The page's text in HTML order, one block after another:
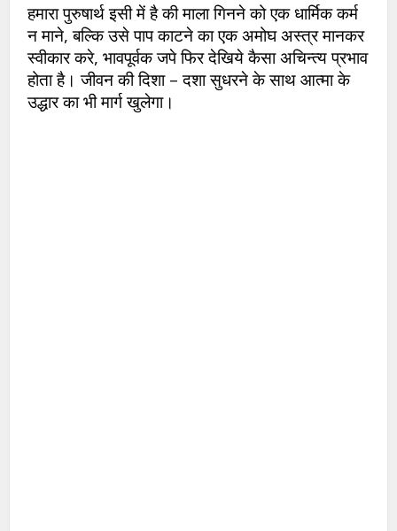
हमारा पुरुषार्थ इसी में है की माला गिनने को एक धार्मिक कर्म
न माने, बल्कि उसे पाप काटने का एक अमोघ अस्त्र मानकर
स्वीकार करे, भावपूर्वक जपे फिर देखिये कैसा अचिन्त्य प्रभाव
होता है। जीवन की दिशा – दशा सुधरने के साथ आत्मा के
उद्धार का भी मार्ग खुलेगा।